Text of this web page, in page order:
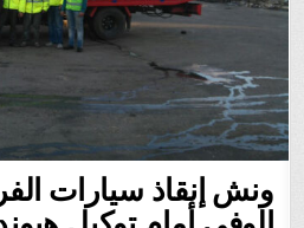
ونش إنقاذ سيارات